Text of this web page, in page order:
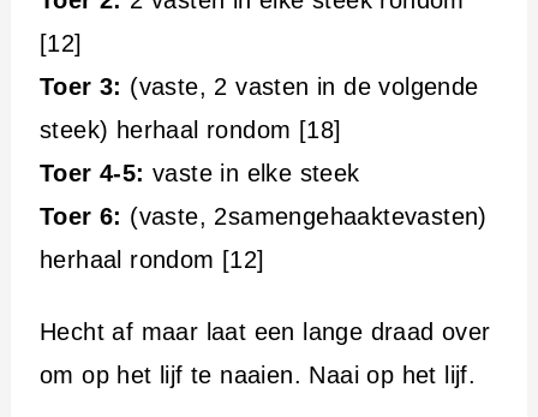
[12]
Toer 3: (vaste, 2 vasten in de volgende
steek) herhaal rondom [18]
Toer 4-5: vaste in elke steek
Toer 6: (vaste, 2samengehaaktevasten)
herhaal rondom [12]
Hecht af maar laat een lange draad over
om op het lijf te naaien. Naai op het lijf.